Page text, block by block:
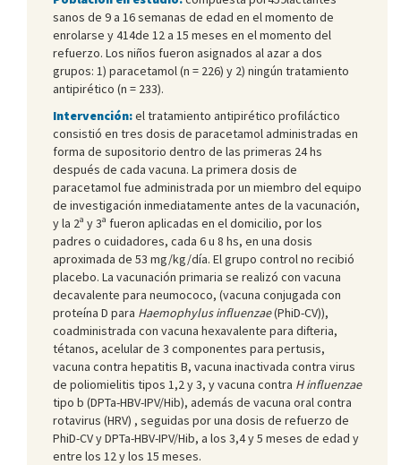
sanos de 9 a 16 semanas de edad en el momento de
enrolarse y 414de 12 a 15 meses en el momento del
refuerzo. Los niños fueron asignados al azar a dos
grupos: 1) paracetamol (n = 226) y 2) ningún tratamiento
antipirético (n = 233).
Intervención:el tratamiento antipirético profiláctico
consistió en tres dosis de paracetamol administradas en
forma de supositorio dentro de las primeras 24 hs
después de cada vacuna. La primera dosis de
paracetamol fue administrada por un miembro del equipo
de investigación inmediatamente antes de la vacunación,
y la 2ª y 3ª fueron aplicadas en el domicilio, por los
padres o cuidadores, cada 6 u 8 hs, en una dosis
aproximada de 53 mg/kg/día. El grupo control no recibió
placebo. La vacunación primaria se realizó con vacuna
decavalente para neumococo, (vacuna conjugada con
proteína D para Haemophylus influenzae(PhiD-CV)),
coadministrada con vacuna hexavalente para difteria,
tétanos, acelular de 3 componentes para pertusis,
vacuna contra hepatitis B, vacuna inactivada contra virus
de poliomielitis tipos 1,2 y 3, y vacuna contra H influenzae
tipo b (DPTa-HBV-IPV/Hib), además de vacuna oral contra
rotavirus (HRV) , seguidas por una dosis de refuerzo de
PhiD-CV y DPTa-HBV-IPV/Hib, a los 3,4 y 5 meses de edad y
entre los 12 y los 15 meses.